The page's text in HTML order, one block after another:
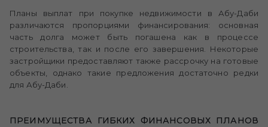
Планы выплат при покупке недвижимости в Абу-Даби
различаются пропорциями финансирования: основная
часть долга может быть погашена как в процессе
строительства, так и после его завершения. Некоторые
застройщики предоставляют также рассрочку на готовые
объекты, однако такие предложения достаточно редки
для Абу-Даби.
ПРЕИМУЩЕСТВА ГИБКИХ ФИНАНСОВЫХ ПЛАНОВ